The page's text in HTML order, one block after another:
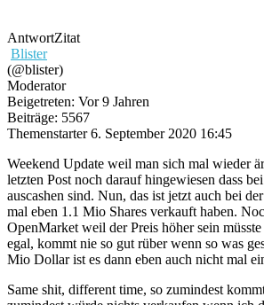
AntwortZitat
Blister
(@blister)
Moderator
Beigetreten: Vor 9 Jahren
Beiträge: 5567
Themenstarter 6. September 2020 16:45
Weekend Update weil man sich mal wieder
letzten Post noch darauf hingewiesen dass
auscashen sind. Nun, das ist jetzt auch bei
mal eben 1.1 Mio Shares verkauft haben.
OpenMarket weil der Preis höher sein müsste
egal, kommt nie so gut rüber wenn so was
Mio Dollar ist es dann eben auch nicht mal
Same shit, different time, so zumindest